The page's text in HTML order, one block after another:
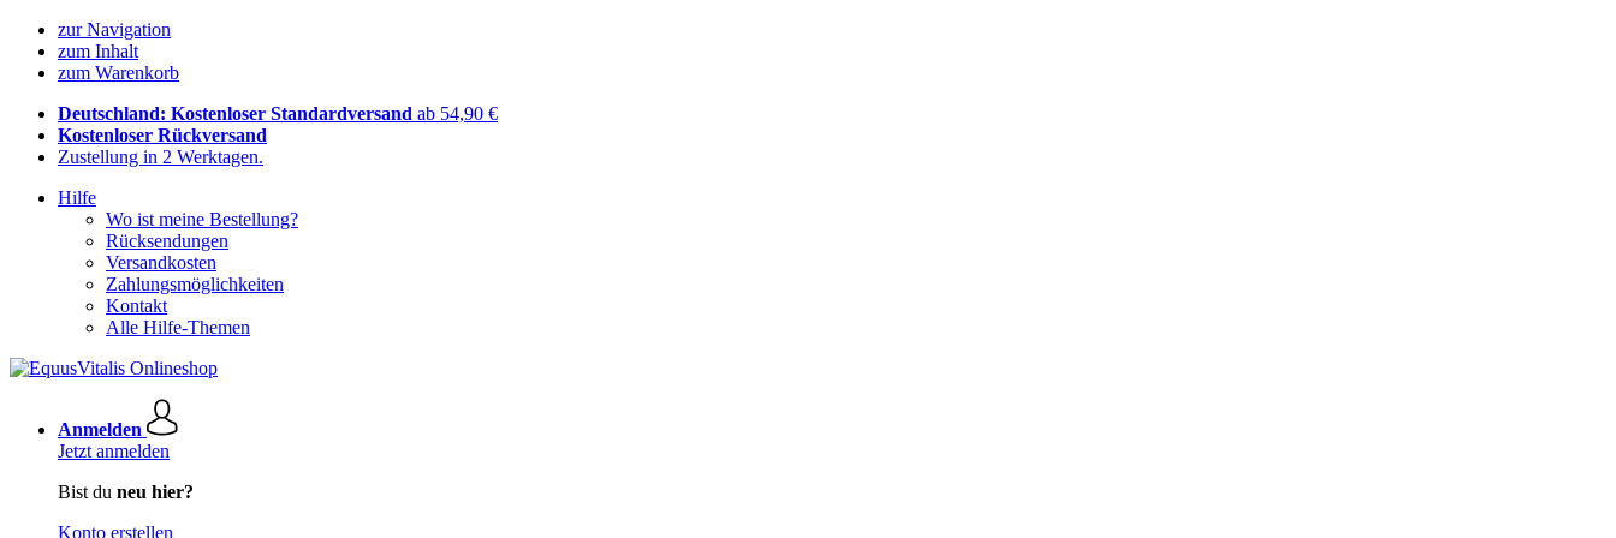
zur Navigation
zum Inhalt
zum Warenkorb
Deutschland: Kostenloser Standardversand ab 54,90 €
Kostenloser Rückversand
Zustellung in 2 Werktagen.
Hilfe
Wo ist meine Bestellung?
Rücksendungen
Versandkosten
Zahlungsmöglichkeiten
Kontakt
Alle Hilfe-Themen
Anmelden
Jetzt anmelden
Bist du neu hier?
Konto erstellen